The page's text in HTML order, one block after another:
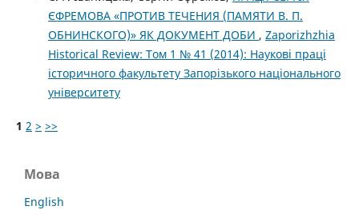
ЄФРЕМОВА «ПРОТИВ ТЕЧЕНИЯ (ПАМЯТИ В. П.
ОБНИНСКОГО)» ЯК ДОКУМЕНТ ДОБИ , Zaporizhzhia
Historical Review: Том 1 № 41 (2014): Наукові праці
історичного факультету Запорізького національного
університету
1 2 > >>
Мова
English